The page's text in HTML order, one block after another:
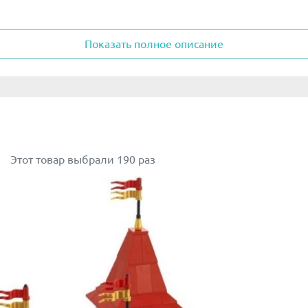
путеводителя, были одобрены лучшими
они предложили множество простых и в тоже
Показать полное описание
Этот товар выбрали 190 раз